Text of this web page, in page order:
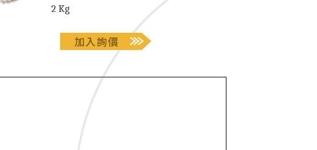
2 Kg